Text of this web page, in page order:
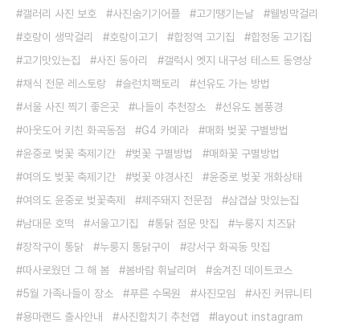
갤러리 사진 보호
사진숨기기어플 고기땡기는날
웰빙막걸리
호랑이 생막걸리
호랑이고기 합정역 고기집
합정동 고기집
고기맛있는집
사진 동아리
갤럭시 엣지 내구성 테스트 동영상
채식 전문 레스토랑
슬런치팩토리
선유도 가는 방법
서울 사진 찍기 좋은곳
나들이 추천장소
선유도 봄풍경
아웃도어 키친 화곡동점
G4 카메라
매화 벚꽃 구별방법
윤중로 벚꽃 축제기간
벚꽃 구별방법
매화꽃 구별방법
여의도 벚꽃 축제기간
벚꽃 야경사진
윤중로 벚꽃 개화상태
여의도 윤중로 벚꽃축제
제주돼지 전문점
삼겹살 맛있는집
남대문 호떡
서울고기집 통닭 점문 맛집
누룽지 치즈닭
장작구이 통닭
누룽지 통닭구이
강서구 화곡동 맛집
따사로웠던 그 해 봄
봄바람 휘날리며
숨겨진 데이트코스
5월 가족나들이 장소
푸른 수목원 사진모임
사진 커뮤니티
용마랜드 출사안내
사진합치기 추천앱
layout instagram